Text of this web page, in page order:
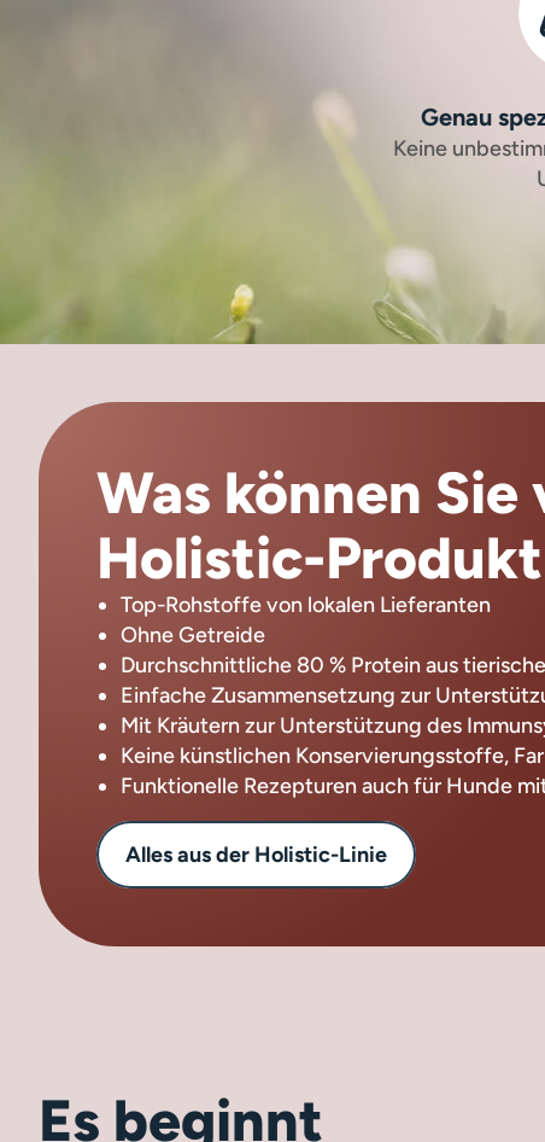
Genau
Keine
Was können Sie
Holistic-
Top-Rohstoffe von lokalen Lieferanten
Ohne Getreide
Durchschnittliche 80 % Protein aus
Einfache Zusammensetzung zur
Mit Kräutern zur Unterstützung des
Keine künstlichen Konservierungsstoffe,
Funktionelle Rezepturen auch für Hunde
Alles aus der Holistic-Linie
Es beginnt